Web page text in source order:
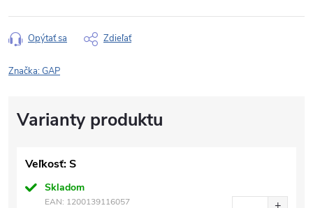
Opýtať sa Zdieľať
Značka:GAP
Veľkosť: S
Skladom
EAN: 1200139116057